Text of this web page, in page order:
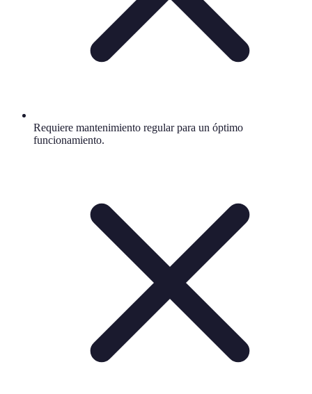
Requiere mantenimiento regular para un óptimo
funcionamiento.